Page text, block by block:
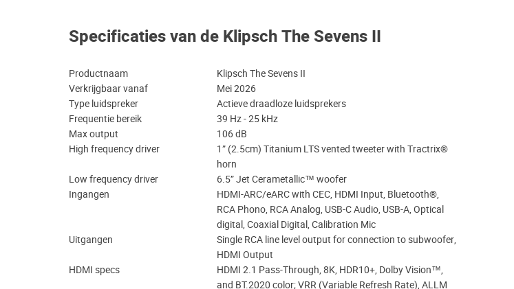
Specificaties van de Klipsch The Sevens II
Productnaam
Klipsch The Sevens II
Verkrijgbaar vanaf
Mei 2026
Type luidspreker
Actieve draadloze luidsprekers
Frequentie bereik
39 Hz - 25 kHz
Max output
106 dB
High frequency driver
1” (2.5cm) Titanium LTS vented tweeter with Tractrix®
horn
Low frequency driver
6.5” Jet Cerametallic™ woofer
Ingangen
HDMI-ARC/eARC with CEC, HDMI Input, Bluetooth®,
RCA Phono, RCA Analog, USB-C Audio, USB-A, Optical
digital, Coaxial Digital, Calibration Mic
Uitgangen
Single RCA line level output for connection to subwoofer,
HDMI Output
HDMI specs
HDMI 2.1 Pass-Through, 8K, HDR10+, Dolby Vision™,
and BT.2020 color; VRR (Variable Refresh Rate), ALLM